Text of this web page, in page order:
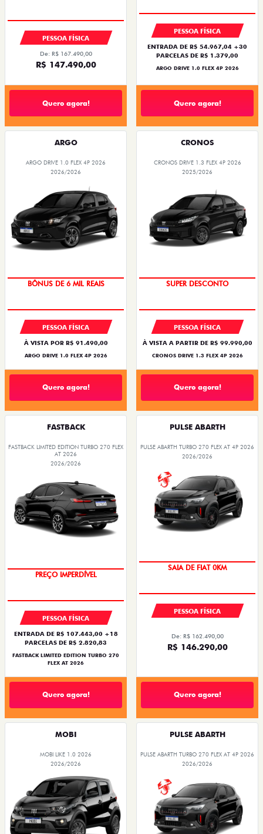
PESSOA FÍSICA
De: R$ 167.490,00
R$ 147.490,00
Quero agora!
PESSOA FÍSICA
ENTRADA DE R$ 54.967,04 +30
PARCELAS DE R$ 1.379,00
ARGO DRIVE 1.0 FLEX 4P 2026
Quero agora!
ARGO
ARGO DRIVE 1.0 FLEX 4P 2026
2026/2026
TAXA ZERO
PESSOA FÍSICA
À VISTA POR R$ 91.490,00
ARGO DRIVE 1.0 FLEX 4P 2026
Quero agora!
CRONOS
CRONOS DRIVE 1.3 FLEX 4P 2026
2025/2026
BÔNUS DE ATÉ R$ 14 MIL
PESSOA FÍSICA
À VISTA A PARTIR DE R$ 99.990,00
CRONOS DRIVE 1.3 FLEX 4P 2026
Quero agora!
FASTBACK
FASTBACK LIMITED EDITION TURBO 270 FLEX
AT 2026
2026/2026
COM USADO NA TROCA
PESSOA FÍSICA
ENTRADA DE R$ 107.443,00 +18
PARCELAS DE R$ 2.820,83
FASTBACK LIMITED EDITION TURBO 270
FLEX AT 2026
Quero agora!
PULSE ABARTH
PULSE ABARTH TURBO 270 FLEX AT 4P 2026
2026/2026
OPORTUNIDADE
PESSOA FÍSICA
De: R$ 162.490,00
R$ 146.290,00
Quero agora!
MOBI
MOBI LIKE 1.0 2026
2026/2026
PULSE ABARTH
PULSE ABARTH TURBO 270 FLEX AT 4P 2026
2026/2026